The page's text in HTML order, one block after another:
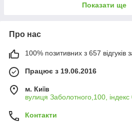
Показати ще
Про нас
100% позитивних з 657 відгуків
Працює з 19.06.2016
м. Київ
вулиця Заболотного,100, індекс
Контакти